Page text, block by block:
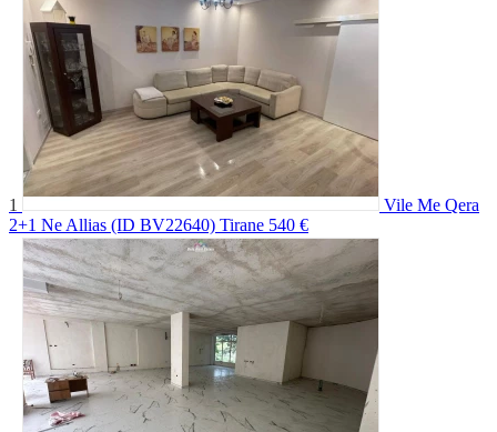
1
Vile Me Qera
2+1 Ne Allias (ID BV22640) Tirane 540 €